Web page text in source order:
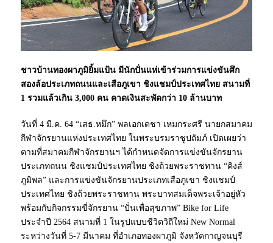
ชาวบ้านทองผาภูมิยิ้มแป้น มีนักปั่นแห่เข้าร่วมการแข่งขันศึก
สองล้อประเภทถนนและเสือภูเขา ชิงแชมป์ประเทศไทย สนามที่
1 รวมแล้วเกิน 3,000 คน คาดเงินสะพัดกว่า 10 ล้านบาท
วันที่ 4 มี.ค. 64 “เสธ.หมึก” พลเอกเดชา เหมกระศรี นายกสมาคม
กีฬาจักรยานแห่งประเทศไทย ในพระบรมราชูปถัมภ์ เปิดเผยว่า
ตามที่สมาคมกีฬาจักรยานฯ ได้กำหนดจัดการแข่งขันจักรยาน
ประเภทถนน ชิงแชมป์ประเทศไทย ชิงถ้วยพระราชทาน “คิงส์
ภูมิพล” และการแข่งขันจักรยานประเภทเสือภูเขา ชิงแชมป์
ประเทศไทย ชิงถ้วยพระราชทาน พระบาทสมเด็จพระเจ้าอยู่หัว
พร้อมกับกิจกรรมขี่จักรยาน “ปั่นเพื่อสุขภาพ” Bike for Life
ประจำปี 2564 สนามที่ 1 ในรูปแบบชีวิตวิถีใหม่ New Normal
ระหว่างวันที่ 5-7 มีนาคม ที่อำเภอทองผาภูมิ จังหวัดกาญจนบุรี